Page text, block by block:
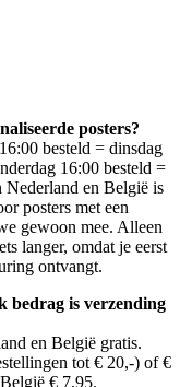
posters?
besteld = dinsdag
16:00 besteld =
Nederland en België is
posters met een
gewoon mee. Alleen
langer, omdat je eerst
ontvangt.
bedrag is verzending
en België gratis.
tot € 20,-) of €
€ 7,95.